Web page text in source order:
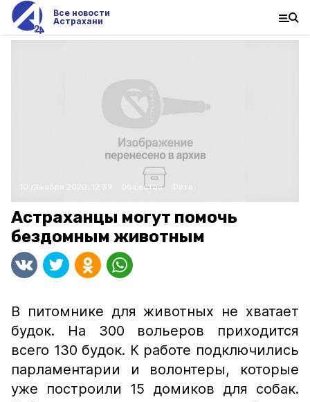
Все новости
Астрахани
Общество
Астраханцы могут помочь
бездомным животным
В питомнике для животных не хватает
будок. На 300 вольеров приходится
всего 130 будок. К работе подключились
парламентарии и волонтеры, которые
уже построили 15 домиков для собак.